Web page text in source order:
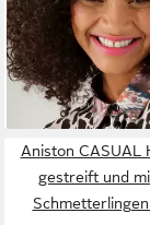
faszinierende
Mix - NEUE
ab 16,62 € UVP
-67%
Aniston CASUAL
gestreift und